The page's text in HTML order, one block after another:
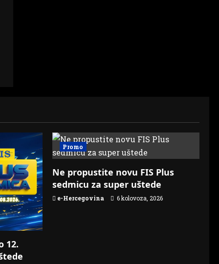
12.
Promo
Ne propustite novu FIS Plus
sedmicu za super uštede
e-Hercegovina 6 kolovoza, 2026